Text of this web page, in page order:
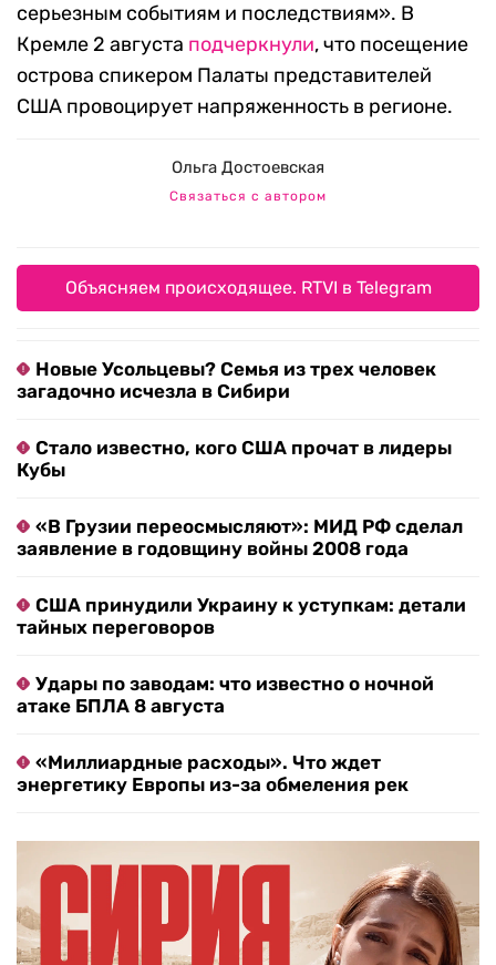
серьезным событиям и последствиям». В
Кремле 2 августа подчеркнули, что посещение
острова спикером Палаты представителей
США провоцирует напряженность в регионе.
Ольга Достоевская
Связаться с автором
Объясняем происходящее. RTVI в Telegram
Новые Усольцевы? Семья из трех человек
загадочно исчезла в Сибири
Стало известно, кого США прочат в лидеры
Кубы
«В Грузии переосмысляют»: МИД РФ сделал
заявление в годовщину войны 2008 года
США принудили Украину к уступкам: детали
тайных переговоров
Удары по заводам: что известно о ночной
атаке БПЛА 8 августа
«Миллиардные расходы». Что ждет
энергетику Европы из-за обмеления рек